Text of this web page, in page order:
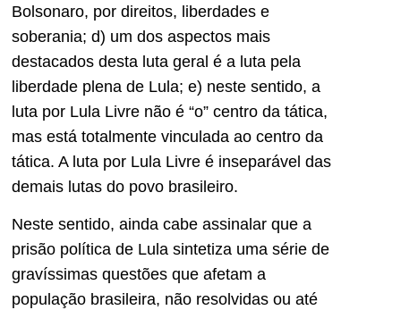
Bolsonaro, por direitos, liberdades e
soberania; d) um dos aspectos mais
destacados desta luta geral é a luta pela
liberdade plena de Lula; e) neste sentido, a
luta por Lula Livre não é “o” centro da tática,
mas está totalmente vinculada ao centro da
tática. A luta por Lula Livre é inseparável das
demais lutas do povo brasileiro.
Neste sentido, ainda cabe assinalar que a
prisão política de Lula sintetiza uma série de
gravíssimas questões que afetam a
população brasileira, não resolvidas ou até